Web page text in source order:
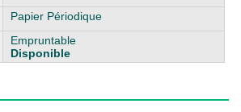
Papier Périodique
Empruntable
Disponible